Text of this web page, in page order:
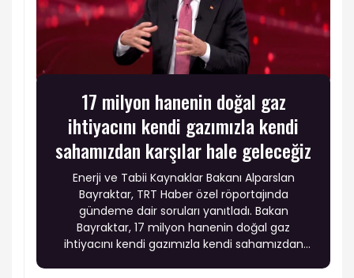
17 milyon hanenin doğal gaz
ihtiyacını kendi gazımızla kendi
sahamızdan karşılar hale geleceğiz
Enerji ve Tabii Kaynaklar Bakanı Alparslan
Bayraktar, TRT Haber özel röportajında
gündeme dair soruları yanıtladı. Bakan
Bayraktar, 17 milyon hanenin doğal gaz
ihtiyacını kendi gazımızla kendi sahamızdan